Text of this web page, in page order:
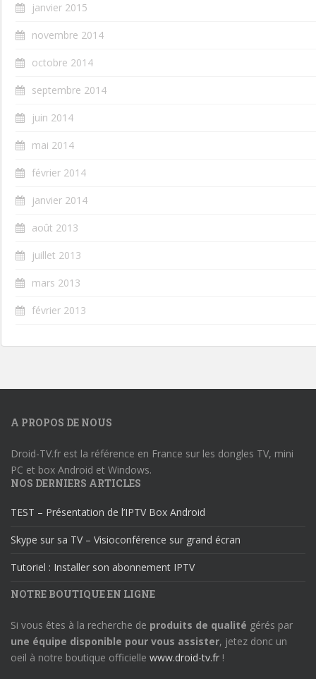
janvier 2015
novembre 2014
octobre 2014
septembre 2014
juin 2014
mai 2014
février 2014
janvier 2014
août 2013
juillet 2013
mars 2013
février 2013
A PROPOS DE NOUS
Droid-TV.fr est la référence en France sur les dongles TV, mini
PC et box Android et Windows.
NOS DERNIERS ARTICLES
TEST – Présentation de l’IPTV Box Android
Skype sur sa TV – Visioconférence sur grand écran
Tutoriel : Installer son abonnement IPTV
NOTRE BOUTIQUE EN LIGNE
Si vous êtes à la recherche de produits de qualité gérés par
une équipe disponible pour vous assister, jetez donc un
oeil à notre boutique officielle www.droid-tv.fr !